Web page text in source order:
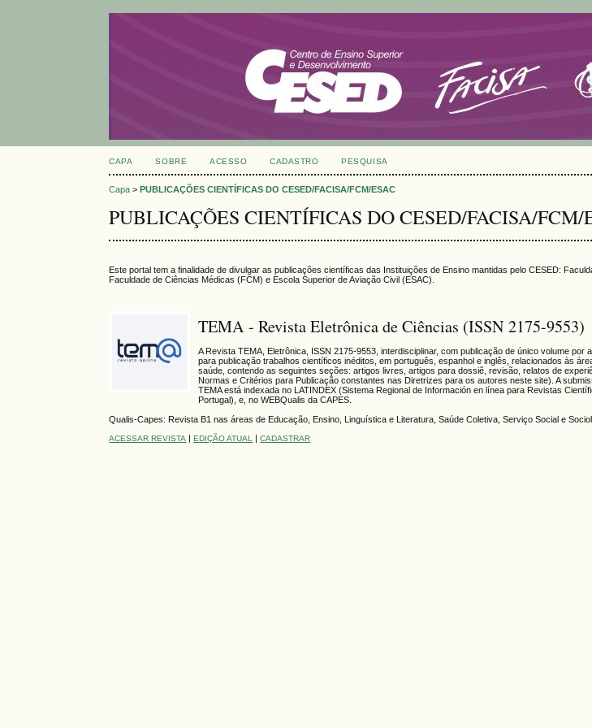
CAPA SOBRE ACESSO CADASTRO PESQUISA
Capa >PUBLICAÇÕES CIENTÍFICAS DO CESED/FACISA/FCM/ESAC
PUBLICAÇÕES CIENTÍFICAS DO CESED/FACISA/FCM/
Este portal tem a finalidade de divulgar as publicações científicas das Instituições de Ensino mantidas pelo CESED:
Faculdade de Ciências Médicas (FCM) e Escola Superior de Aviação Civil (ESAC).
TEMA - Revista Eletrônica de Ciências (ISSN 2175-9553)
A Revista TEMA, Eletrônica, ISSN 2175-9553, interdisciplinar, com publicação de único volume
para publicação trabalhos científicos inéditos, em português, espanhol e inglês, relacionados às
saúde, contendo as seguintes seções: artigos livres, artigos para dossiê, revisão, relatos de
Normas e Critérios para Publicação constantes nas Diretrizes para os autores neste site). A
TEMA está indexada no LATINDEX (Sistema Regional de Información en línea para Revistas
Portugal), e, no WEBQualis da CAPES.
Qualis-Capes: Revista B1 nas áreas de Educação, Ensino, Linguística e Literatura, Saúde Coletiva, Serviço Social e
ACESSAR REVISTA |EDIÇÃO ATUAL |CADASTRAR